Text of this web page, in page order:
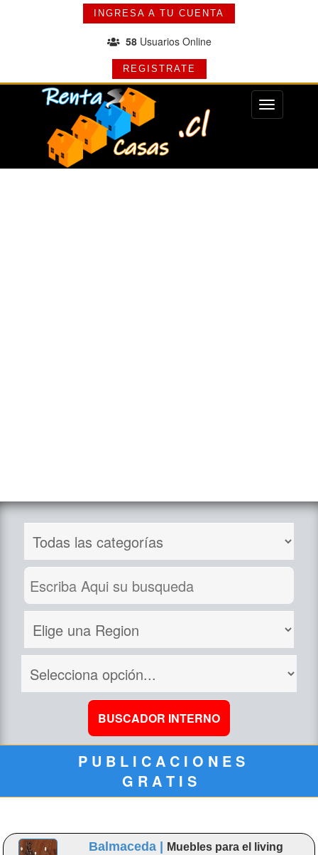
INGRESA A TU CUENTA
58Usuarios Online
REGISTRATE
Menu
P U B L I C A C I O N E S
G R A T I S
Balmaceda | Muebles para el living